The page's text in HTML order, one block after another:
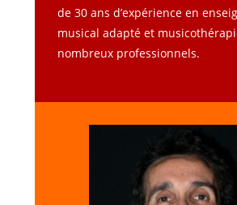
de 30 ans d’expérience en
musical adapté et
nombreux professionnels.